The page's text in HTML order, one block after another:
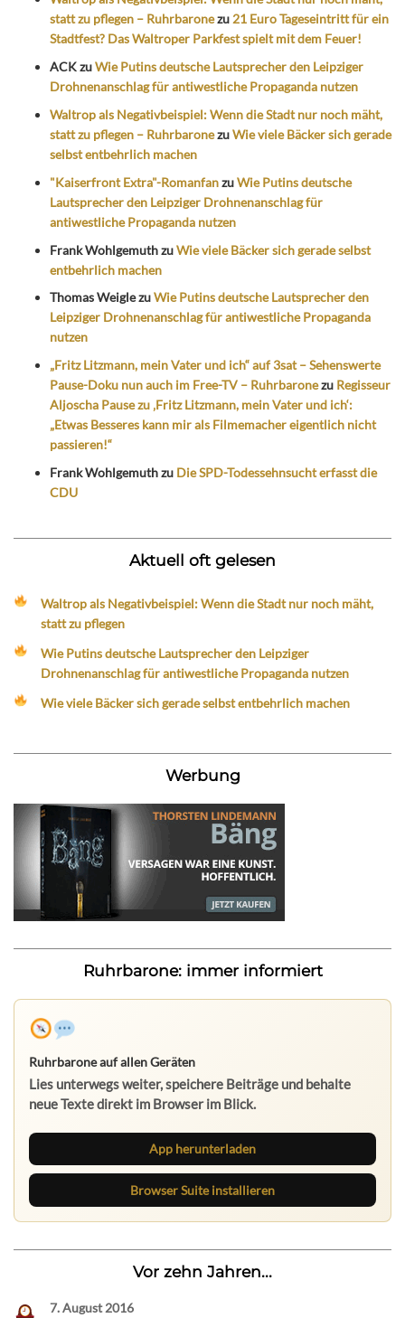
statt zu pflegen – Ruhrbaronezu21 Euro Tageseintritt für ein
Stadtfest? Das Waltroper Parkfest spielt mit dem Feuer!
ACKzuWie Putins deutsche Lautsprecher den Leipziger
Drohnenanschlag für antiwestliche Propaganda nutzen
Waltrop als Negativbeispiel: Wenn die Stadt nur noch mäht,
statt zu pflegen – RuhrbaronezuWie viele Bäcker sich gerade
selbst entbehrlich machen
"Kaiserfront Extra"-RomanfanzuWie Putins deutsche
Lautsprecher den Leipziger Drohnenanschlag für
antiwestliche Propaganda nutzen
Frank WohlgemuthzuWie viele Bäcker sich gerade selbst
entbehrlich machen
Thomas WeiglezuWie Putins deutsche Lautsprecher den
Leipziger Drohnenanschlag für antiwestliche Propaganda
nutzen
„Fritz Litzmann, mein Vater und ich“ auf 3sat – Sehenswerte
Pause-Doku nun auch im Free-TV – Ruhrbaronezu Regisseur
Aljoscha Pause zu ‚Fritz Litzmann, mein Vater und ich‘:
„Etwas Besseres kann mir als Filmemacher eigentlich nicht
passieren!“
Frank Wohlgemuthzu Die SPD-Todessehnsucht erfasst die
CDU
Aktuell oft gelesen
Waltrop als Negativbeispiel: Wenn die Stadt nur noch mäht,
statt zu pflegen
Wie Putins deutsche Lautsprecher den Leipziger
Drohnenanschlag für antiwestliche Propaganda nutzen
Wie viele Bäcker sich gerade selbst entbehrlich machen
Werbung
Ruhrbarone: immer informiert
Ruhrbarone auf allen Geräten
Lies unterwegs weiter, speichere Beiträge und behalte
neue Texte direkt im Browser im Blick.
App herunterladen
Browser Suite installieren
Vor zehn Jahren...
7. August 2016